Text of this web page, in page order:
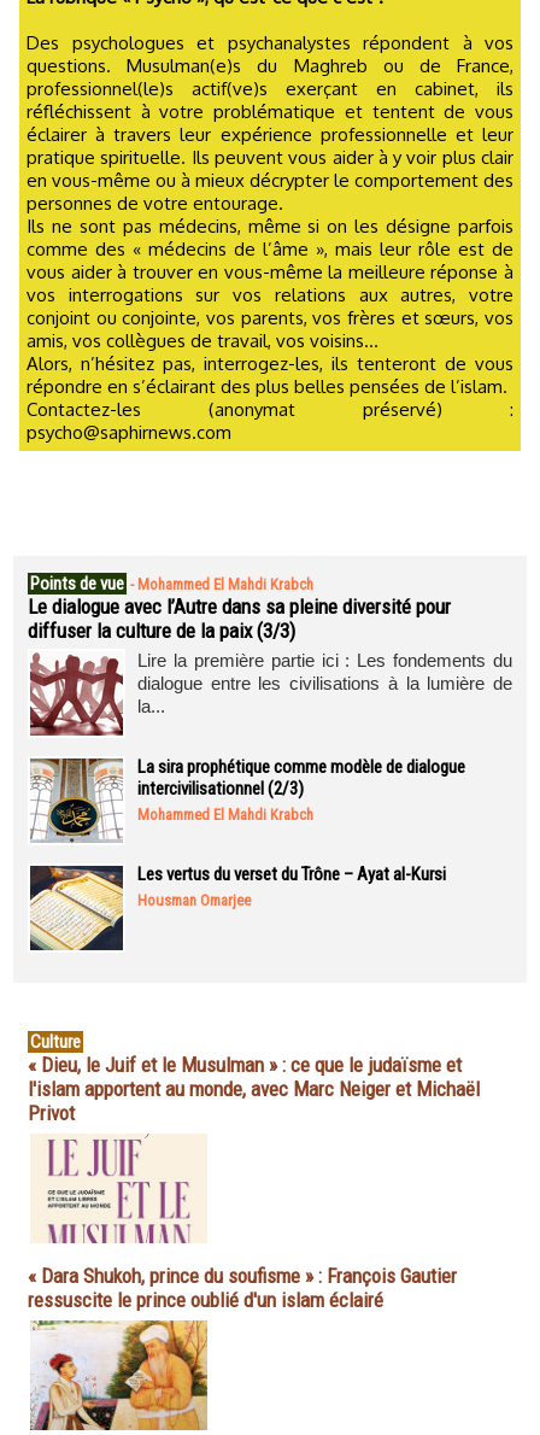
Des psychologues et psychanalystes répondent à vos
questions. Musulman(e)s du Maghreb ou de France,
professionnel(le)s actif(ve)s exerçant en cabinet, ils
réfléchissent à votre problématique et tentent de vous
éclairer à travers leur expérience professionnelle et leur
pratique spirituelle. Ils peuvent vous aider à y voir plus clair
en vous-même ou à mieux décrypter le comportement des
personnes de votre entourage.
Ils ne sont pas médecins, même si on les désigne parfois
comme des « médecins de l’âme », mais leur rôle est de
vous aider à trouver en vous-même la meilleure réponse à
vos interrogations sur vos relations aux autres, votre
conjoint ou conjointe, vos parents, vos frères et sœurs, vos
amis, vos collègues de travail, vos voisins...
Alors, n’hésitez pas, interrogez-les, ils tenteront de vous
répondre en s’éclairant des plus belles pensées de l’islam.
Contactez-les (anonymat préservé) :
psycho@saphirnews.com
Points de vue - Mohammed El Mahdi Krabch
Le dialogue avec l’Autre dans sa pleine diversité pour
diffuser la culture de la paix (3/3)
Lire la première partie ici : Les fondements du
dialogue entre les civilisations à la lumière de
la...
La sira prophétique comme modèle de dialogue
intercivilisationnel (2/3)
Mohammed El Mahdi Krabch
Les vertus du verset du Trône – Ayat al-Kursi
Housman Omarjee
Culture
« Dieu, le Juif et le Musulman » : ce que le judaïsme et
l'islam apportent au monde, avec Marc Neiger et Michaël
Privot
« Dara Shukoh, prince du soufisme » : François Gautier
ressuscite le prince oublié d'un islam éclairé